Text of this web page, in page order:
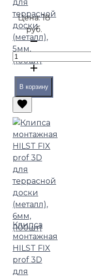
для
террасной
доски
(металл),
5мм,
(100шт)
Цена:18
руб.
В корзину
Клипса
монтажная
HILST FIX
prof 3D
для